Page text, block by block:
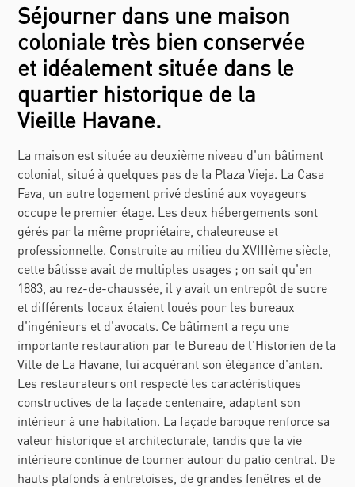
Séjourner dans une maison
coloniale très bien conservée
et idéalement située dans le
quartier historique de la
Vieille Havane.
La maison est située au deuxième niveau d'un bâtiment
colonial, situé à quelques pas de la Plaza Vieja. La Casa
Fava, un autre logement privé destiné aux voyageurs
occupe le premier étage. Les deux hébergements sont
gérés par la même propriétaire, chaleureuse et
professionnelle. Construite au milieu du XVIIIème siècle,
cette bâtisse avait de multiples usages ; on sait qu'en
1883, au rez-de-chaussée, il y avait un entrepôt de sucre
et différents locaux étaient loués pour les bureaux
d'ingénieurs et d'avocats. Ce bâtiment a reçu une
importante restauration par le Bureau de l'Historien de la
Ville de La Havane, lui acquérant son élégance d'antan.
Les restaurateurs ont respecté les caractéristiques
constructives de la façade centenaire, adaptant son
intérieur à une habitation. La façade baroque renforce sa
valeur historique et architecturale, tandis que la vie
intérieure continue de tourner autour du patio central. De
hauts plafonds à entretoises, de grandes fenêtres et de